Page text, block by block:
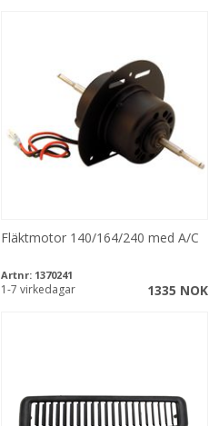
Fläktmotor 140/164/240 med A/C
Artnr: 1370241
1335 NOK
1-7 virkedagar